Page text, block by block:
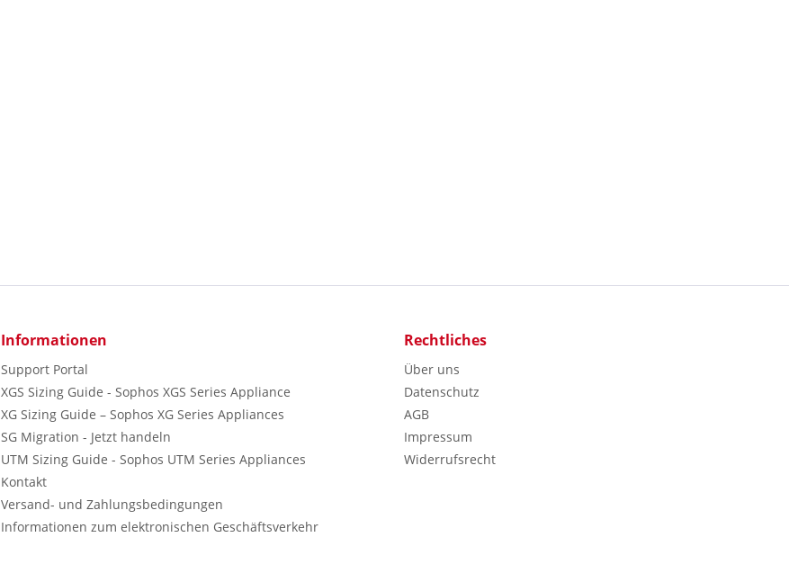
Informationen
Support Portal
XGS Sizing Guide - Sophos XGS Series Appliance
XG Sizing Guide – Sophos XG Series Appliances
SG Migration - Jetzt handeln
UTM Sizing Guide - Sophos UTM Series Appliances
Kontakt
Versand- und Zahlungsbedingungen
Informationen zum elektronischen Geschäftsverkehr
Rechtliches
Über uns
Datenschutz
AGB
Impressum
Widerrufsrecht